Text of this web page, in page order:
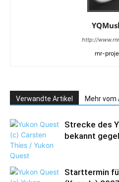
http://
rnr-
Verwandte Artikel Mehr vom
Strecke des
bekannt
Starttermin